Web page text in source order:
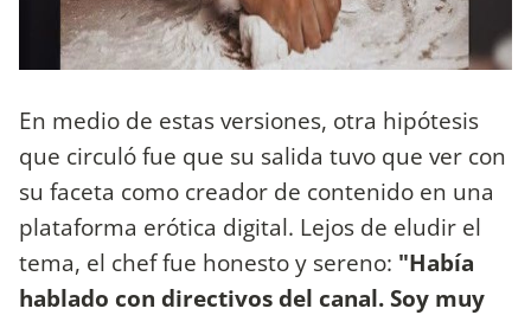
En medio de estas versiones, otra hipótesis
que circuló fue que su salida tuvo que ver con
su faceta como creador de contenido en una
plataforma erótica digital. Lejos de eludir el
tema, el chef fue honesto y sereno: "Había
hablado con directivos del canal. Soy muy